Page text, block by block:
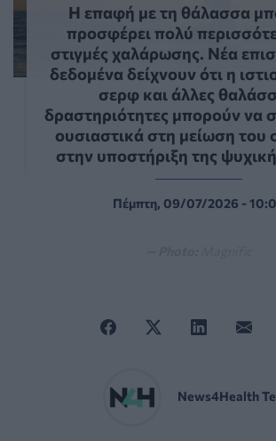
Η επαφή με τη θάλασσα
προσφέρει πολύ
στιγμές χαλάρωσης. Νέα
δεδομένα δείχνουν ότι η
σερφ και άλλες
δραστηριότητες μπορούν να
ουσιαστικά στη μείωση του
στην υποστήριξη της
Πέμπτη, 09/07/2026 -
News4Health